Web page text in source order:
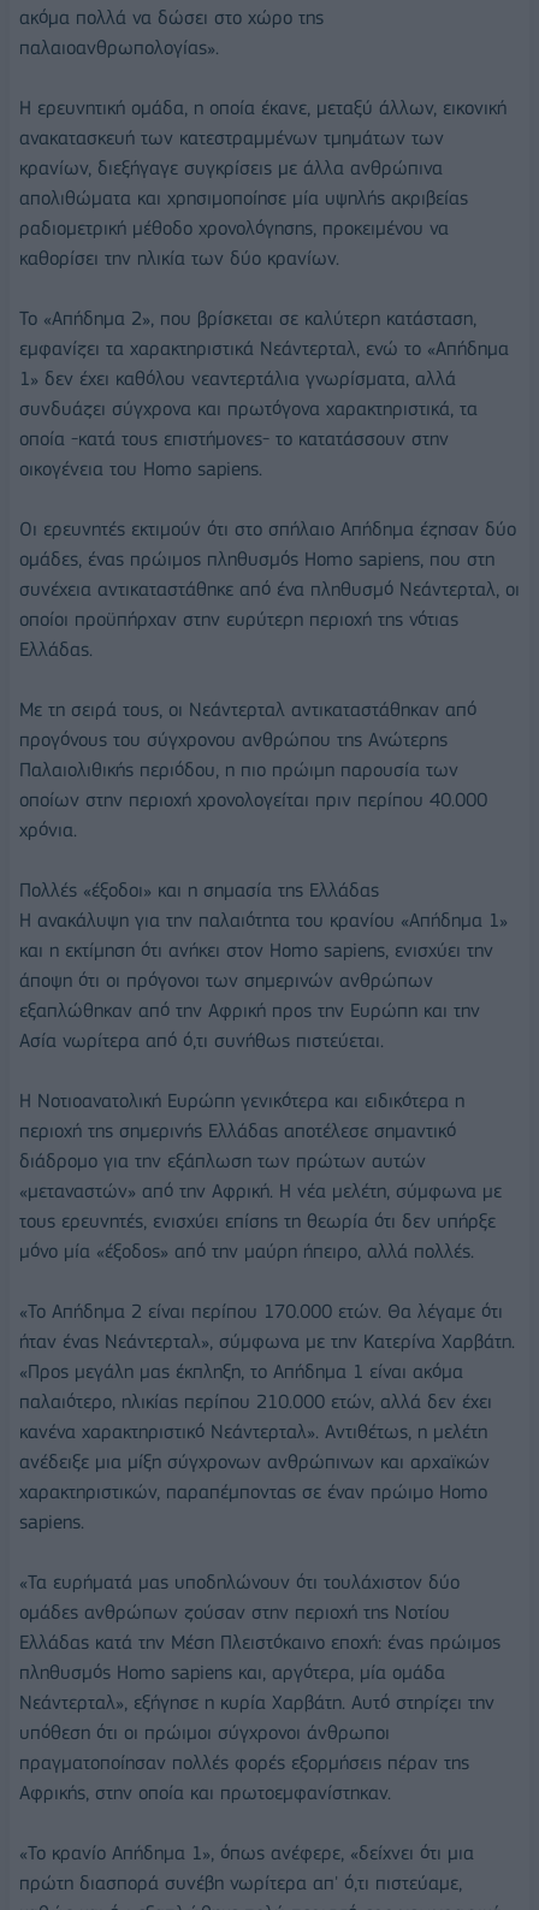
ακόμα πολλά να δώσει στο χώρο της
παλαιοανθρωπολογίας».
Η ερευνητική ομάδα, η οποία έκανε, μεταξύ άλλων, εικονική
ανακατασκευή των κατεστραμμένων τμημάτων των
κρανίων, διεξήγαγε συγκρίσεις με άλλα ανθρώπινα
απολιθώματα και χρησιμοποίησε μία υψηλής ακριβείας
ραδιομετρική μέθοδο χρονολόγησης, προκειμένου να
καθορίσει την ηλικία των δύο κρανίων.
Το «Απήδημα 2», που βρίσκεται σε καλύτερη κατάσταση,
εμφανίζει τα χαρακτηριστικά Νεάντερταλ, ενώ το «Απήδημα
1» δεν έχει καθόλου νεαντερτάλια γνωρίσματα, αλλά
συνδυάζει σύγχρονα και πρωτόγονα χαρακτηριστικά, τα
οποία -κατά τους επιστήμονες- το κατατάσσουν στην
οικογένεια του Homo sapiens.
Οι ερευνητές εκτιμούν ότι στο σπήλαιο Απήδημα έζησαν δύο
ομάδες, ένας πρώιμος πληθυσμός Homo sapiens, που στη
συνέχεια αντικαταστάθηκε από ένα πληθυσμό Νεάντερταλ, οι
οποίοι προϋπήρχαν στην ευρύτερη περιοχή της νότιας
Ελλάδας.
Με τη σειρά τους, οι Νεάντερταλ αντικαταστάθηκαν από
προγόνους του σύγχρονου ανθρώπου της Ανώτερης
Παλαιολιθικής περιόδου, η πιο πρώιμη παρουσία των
οποίων στην περιοχή χρονολογείται πριν περίπου 40.000
χρόνια.
Πολλές «έξοδοι» και η σημασία της Ελλάδας
Η ανακάλυψη για την παλαιότητα του κρανίου «Απήδημα 1»
και η εκτίμηση ότι ανήκει στον Homo sapiens, ενισχύει την
άποψη ότι οι πρόγονοι των σημερινών ανθρώπων
εξαπλώθηκαν από την Αφρική προς την Ευρώπη και την
Ασία νωρίτερα από ό,τι συνήθως πιστεύεται.
Η Νοτιοανατολική Ευρώπη γενικότερα και ειδικότερα η
περιοχή της σημερινής Ελλάδας αποτέλεσε σημαντικό
διάδρομο για την εξάπλωση των πρώτων αυτών
«μεταναστών» από την Αφρική. Η νέα μελέτη, σύμφωνα με
τους ερευνητές, ενισχύει επίσης τη θεωρία ότι δεν υπήρξε
μόνο μία «έξοδος» από την μαύρη ήπειρο, αλλά πολλές.
«Το Απήδημα 2 είναι περίπου 170.000 ετών. Θα λέγαμε ότι
ήταν ένας Νεάντερταλ», σύμφωνα με την Κατερίνα Χαρβάτη.
«Προς μεγάλη μας έκπληξη, το Απήδημα 1 είναι ακόμα
παλαιότερο, ηλικίας περίπου 210.000 ετών, αλλά δεν έχει
κανένα χαρακτηριστικό Νεάντερταλ». Αντιθέτως, η μελέτη
ανέδειξε μια μίξη σύγχρονων ανθρώπινων και αρχαϊκών
χαρακτηριστικών, παραπέμποντας σε έναν πρώιμο Homo
sapiens.
«Τα ευρήματά μας υποδηλώνουν ότι τουλάχιστον δύο
ομάδες ανθρώπων ζούσαν στην περιοχή της Νοτίου
Ελλάδας κατά την Μέση Πλειστόκαινο εποχή: ένας πρώιμος
πληθυσμός Homo sapiens και, αργότερα, μία ομάδα
Νεάντερταλ», εξήγησε η κυρία Χαρβάτη. Αυτό στηρίζει την
υπόθεση ότι οι πρώιμοι σύγχρονοι άνθρωποι
πραγματοποίησαν πολλές φορές εξορμήσεις πέραν της
Αφρικής, στην οποία και πρωτοεμφανίστηκαν.
«Το κρανίο Απήδημα 1», όπως ανέφερε, «δείχνει ότι μια
πρώτη διασπορά συνέβη νωρίτερα απ' ό,τι πιστεύαμε,